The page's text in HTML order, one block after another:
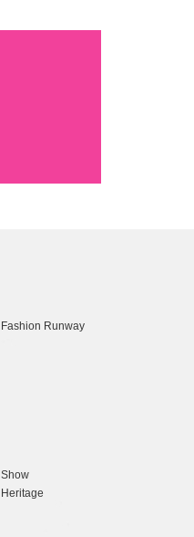
Fashion Runway
Show
Heritage